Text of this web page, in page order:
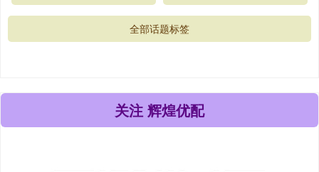
全部话题标签
关注 辉煌优配